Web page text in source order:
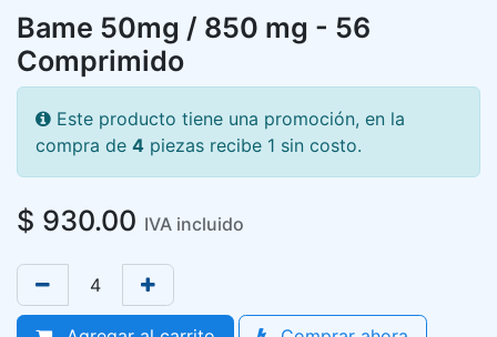
Bame 50mg / 850 mg - 56
Comprimido
Este producto tiene una promoción, en la
compra de 4 piezas recibe 1 sin costo.
$ 930.00 IVA incluido